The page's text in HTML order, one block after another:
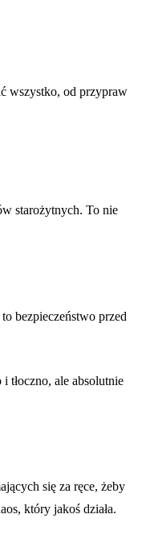
wszystko, od przypraw
starożytnych. To nie
bezpieczeństwo przed
tłoczno, ale absolutnie
się za ręce, żeby
który jakoś działa.